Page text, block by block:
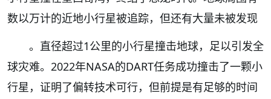
数以万计的近地小行星被追踪，但还有大量未被发现
。直径超过1公里的小行星撞击地球，足以引发全
球灾难。2022年NASA的DART任务成功撞击了一颗小
行星，证明了偏转技术可行，但前提是有足够的时间